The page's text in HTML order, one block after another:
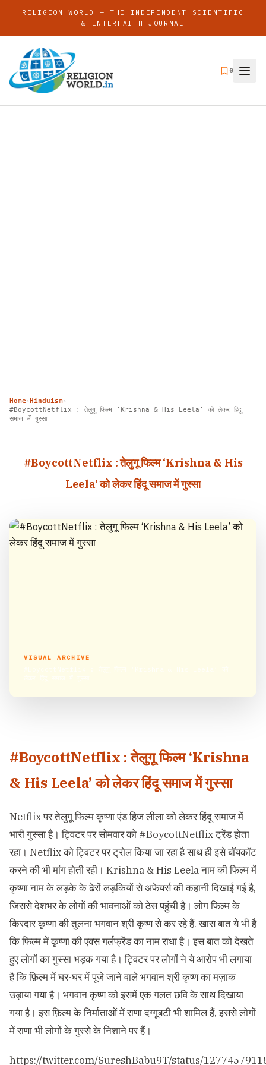
RELIGION WORLD — THE INDEPENDENT SCIENTIFIC
& INTERFAITH JOURNAL
0
Home› Hinduism›
#BoycottNetflix : तेलुगू फिल्म ‘Krishna & His Leela’ को लेकर हिंदू
समाज में गुस्सा
#BoycottNetflix : तेलुगू फिल्म ‘Krishna & His
Leela’ को लेकर हिंदू समाज में गुस्सा
VISUAL ARCHIVE
#BoycottNetflix : तेलुगू फिल्म ‘Krishna
& His Leela’ को लेकर हिंदू समाज में गुस्सा
Netflix पर तेलुगू फिल्म कृष्णा एंड हिज लीला को लेकर हिंदू समाज में
भारी गुस्सा है। ट्विटर पर सोमवार को #BoycottNetflix ट्रेंड होता
रहा। Netflix को ट्विटर पर ट्रोल किया जा रहा है साथ ही इसे बॉयकॉट
करने की भी मांग होती रही। Krishna & His Leela नाम की फिल्म में
कृष्णा नाम के लड़के के ढेरों लड़कियों से अफेयर्स की कहानी दिखाई गई है,
जिससे देशभर के लोगों की भावनाओं को ठेस पहुंची है। लोग फिल्म के
किरदार कृष्णा की तुलना भगवान श्री कृष्ण से कर रहे हैं. खास बात ये भी है
कि फिल्म में कृष्णा की एक्स गर्लफ्रेंड का नाम राधा है। इस बात को देखते
हुए लोगों का गुस्सा भड़क गया है। ट्विटर पर लोगों ने ये आरोप भी लगाया
है कि फ़िल्म में घर-घर में पूजे जाने वाले भगवान श्री कृष्ण का मज़ाक
उड़ाया गया है। भगवान कृष्ण को इसमें एक गलत छवि के साथ दिखाया
गया है। इस फ़िल्म के निर्माताओं में राणा दग्गूबटी भी शामिल हैं, इससे लोगों
में राणा भी लोगों के गुस्से के निशाने पर हैं।
https://twitter.com/SureshBabu9T/status/